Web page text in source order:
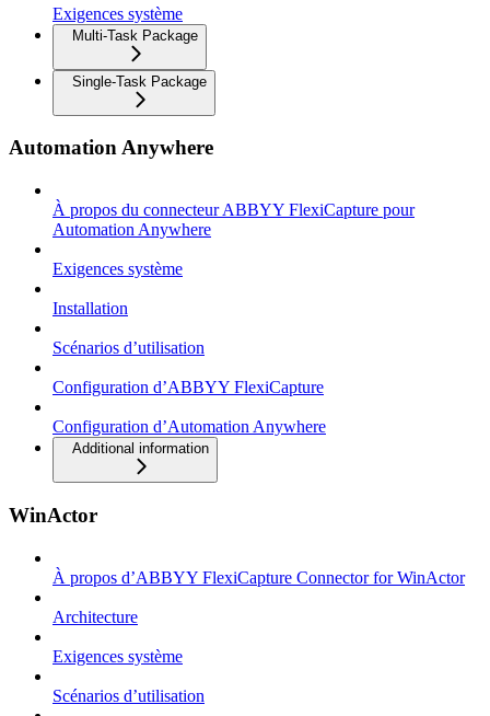
Exigences système
Multi-Task Package
Single-Task Package
Automation Anywhere
À propos du connecteur ABBYY FlexiCapture pour
Automation Anywhere
Exigences système
Installation
Scénarios d’utilisation
Configuration d’ABBYY FlexiCapture
Configuration d’Automation Anywhere
Additional information
WinActor
À propos d’ABBYY FlexiCapture Connector for WinActor
Architecture
Exigences système
Scénarios d’utilisation